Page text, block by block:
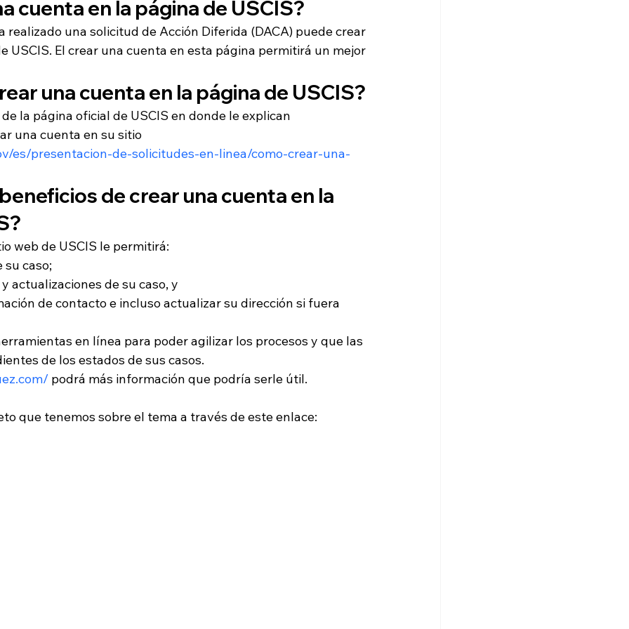
cuenta en la página de USCIS?
realizado una solicitud de Acción Diferida (DACA) puede crear
USCIS. El crear una cuenta en esta página permitirá un mejor
una cuenta en la página de USCIS?
la página oficial de USCIS en donde le explican
una cuenta en su sitio
es/presentacion-de-solicitudes-en-linea/como-crear-una-
de crear una cuenta en la
web de USCIS le permitirá:
caso;
actualizaciones de su caso, y
de contacto e incluso actualizar su dirección si fuera
en línea para poder agilizar los procesos y que las
de los estados de sus casos.
podrá más información que podría serle útil.
que tenemos sobre el tema a través de este enlace: